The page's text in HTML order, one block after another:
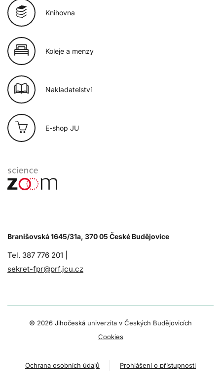
Knihovna
Koleje a menzy
Nakladatelství
E-shop JU
Branišovská 1645/31a, 370 05 České Budějovice
Tel. 387 776 201 |
sekret-fpr@prf.jcu.cz
© 2026 Jihočeská univerzita v Českých Budějovicích
Cookies
Ochrana osobních údajů Prohlášení o přístupnosti